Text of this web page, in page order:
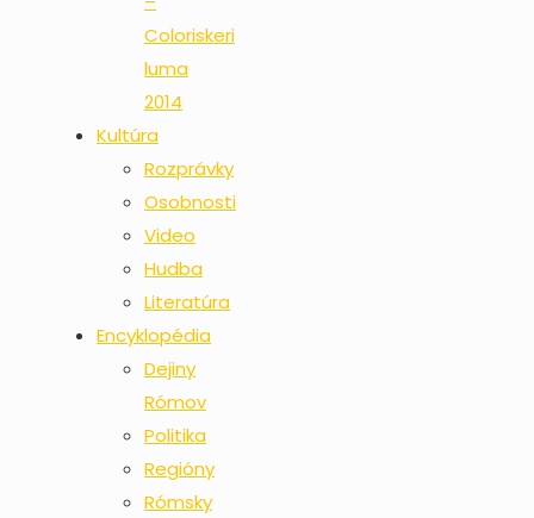
Coloriskeri
luma
2014
Kultúra
Rozprávky
Osobnosti
Video
Hudba
Literatúra
Encyklopédia
Dejiny
Rómov
Politika
Regióny
Rómsky